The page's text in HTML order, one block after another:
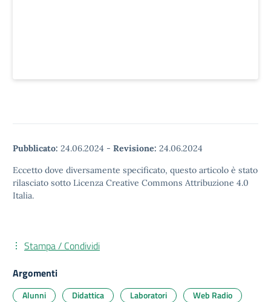
Pubblicato: 24.06.2024 - Revisione: 24.06.2024
Eccetto dove diversamente specificato, questo articolo è stato
rilasciato sotto Licenza Creative Commons Attribuzione 4.0
Italia.
Stampa / Condividi
Argomenti
Alunni Didattica Laboratori Web Radio